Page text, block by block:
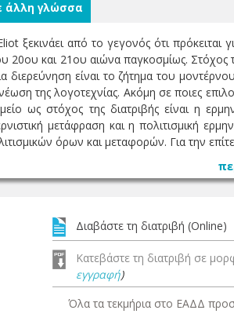
άλλη γλώσσα
ξεκινάει από το γεγονός ότι
20ου και 21ου αιώνα παγκοσμίως.
διερεύνηση είναι το ζήτημα του
της λογοτεχνίας. Ακόμη σε ποιες
ως στόχος της διατριβής είναι η
μετάφραση και η πολιτισμική
όρων και μεταφορών. Για την
Διαβάστε τη διατριβή (Online)
Κατεβάστε τη διατριβή σε
εγγραφή)
Όλα τα τεκμήρια στο ΕΑΔΔ